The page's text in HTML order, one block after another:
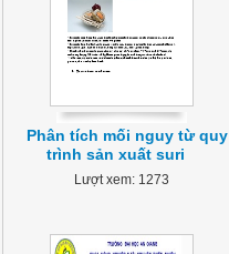
Phân tích mối nguy từ quy
trình sản xuất suri
Lượt xem: 1273